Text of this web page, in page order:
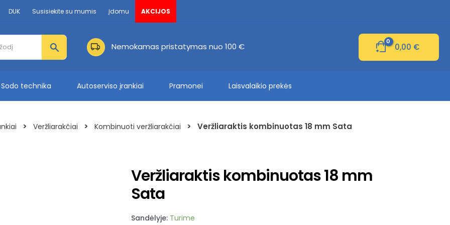
DUK Susisiekite su mumis Įdomu AKCIJOS
Nemokamas pristatymas nuo 100 € 0,00 €
Sodo technika Autoserviso įrankiai Pramonei Laisvalaikio prekės
> Veržliarakčiai > Kombinuoti veržliarakčiai > Veržliaraktis kombinuotas 18 mm Sata
Veržliaraktis kombinuotas 18 mm
Sata
Sandėlyje: Turime